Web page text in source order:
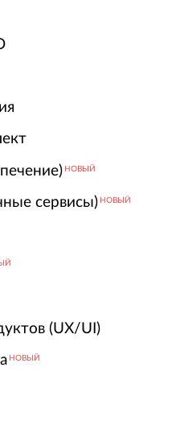
НОВЫЙ
сервисы) НОВЫЙ
(UX/UI)
НОВЫЙ